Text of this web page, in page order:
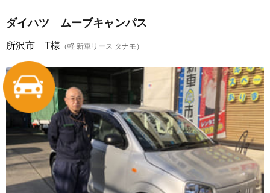
ダイハツ ムーブキャンパス
所沢市 T様 （軽 新車リース タナモ）